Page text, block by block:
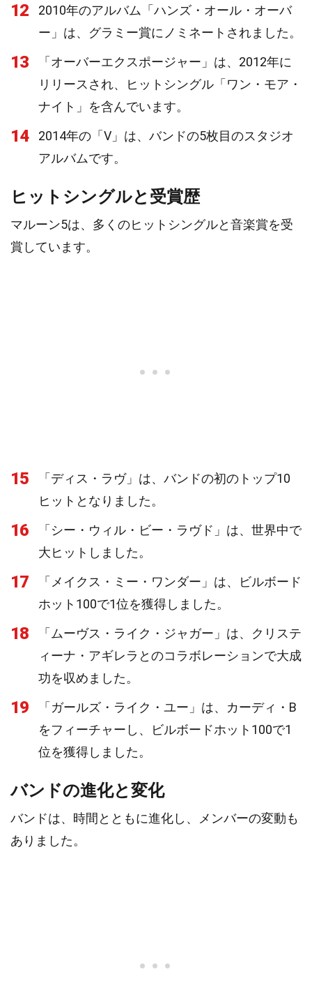
12
2010年のアルバム「ハンズ・オール・オーバ
ー」は、グラミー賞にノミネートされました。
13
「オーバーエクスポージャー」は、2012年に
リリースされ、ヒットシングル「ワン・モア・
ナイト」を含んでいます。
14
2014年の「V」は、バンドの5枚目のスタジオ
アルバムです。
ヒットシングルと受賞歴
マルーン5は、多くのヒットシングルと音楽賞を受
賞しています。
15
「ディス・ラヴ」は、バンドの初のトップ10
ヒットとなりました。
16
「シー・ウィル・ビー・ラヴド」は、世界中で
大ヒットしました。
17
「メイクス・ミー・ワンダー」は、ビルボード
ホット100で1位を獲得しました。
18
「ムーヴス・ライク・ジャガー」は、クリステ
ィーナ・アギレラとのコラボレーションで大成
功を収めました。
19
「ガールズ・ライク・ユー」は、カーディ・B
をフィーチャーし、ビルボードホット100で1
位を獲得しました。
バンドの進化と変化
バンドは、時間とともに進化し、メンバーの変動も
ありました。